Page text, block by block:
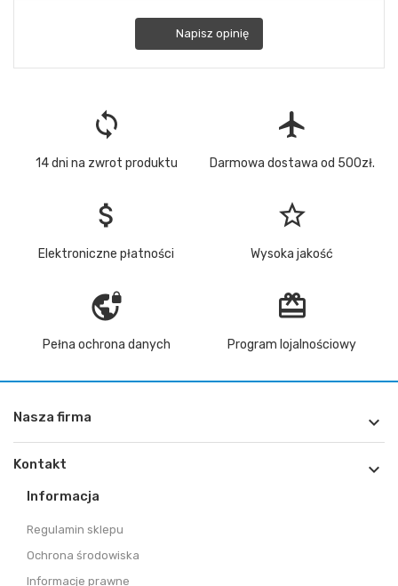
Napisz opinię
loop
14 dni na zwrot produktu
flight
Darmowa dostawa od 500zł.
attach_money
Elektroniczne płatności
star_border
Wysoka jakość
vpn_lock
Pełna ochrona danych
redeem
Program lojalnościowy
Nasza firma 
Kontakt 
Informacja
Regulamin sklepu
Ochrona środowiska
Informacje prawne